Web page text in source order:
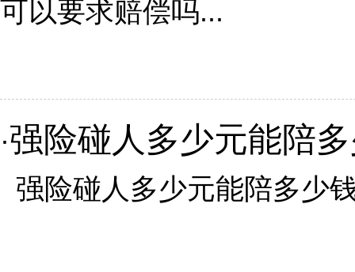
可以要求赔偿吗...
·强险碰人多少元能陪
强险碰人多少元能陪多少